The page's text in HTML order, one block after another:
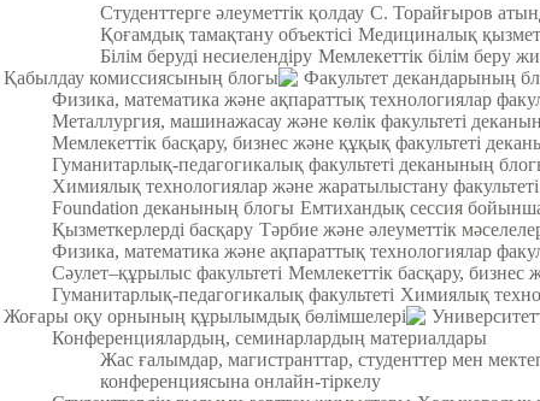
Студенттерге әлеуметтік қолдау С. Торайғыров
Қоғамдық тамақтану объектісі Медициналық
Білім беруді несиелендіру Мемлекеттік білім беру
Қабылдау комиссиясының блогы
Факультет декандарының
Физика, математика және ақпараттық технологиялар
Металлургия, машинажасау және көлік факультеті
Мемлекеттік басқару, бизнес және құқық факультеті
Гуманитарлық-педагогикалық факультеті деканының
Химиялық технологиялар және жаратылыстану
Foundation деканының блогы Емтихандық сессия
Қызметкерлерді басқару Тәрбие және әлеуметтік
Физика, математика және ақпараттық технологиялар
Cәулет–құрылыс факультеті Мемлекеттік басқару, бизнес
Гуманитарлық-педагогикалық факультеті Химиялық
Жоғары оқу орнының құрылымдық бөлімшелері
Конференциялардың, семинарлардың материалдары
Жас ғалымдар, магистранттар, студенттер мен
конференциясына онлайн-тіркелу